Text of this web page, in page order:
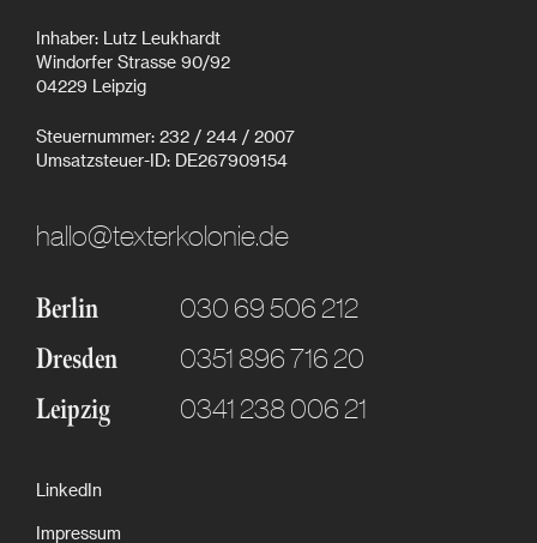
Inhaber: Lutz Leukhardt
Windorfer Strasse 90/92
04229 Leipzig
Steuernummer: 232 / 244 / 2007
Umsatzsteuer-ID: DE267909154
hallo@texterkolonie.de
Berlin 030 69 506 212
Dresden 0351 896 716 20
Leipzig 0341 238 006 21
LinkedIn
Impressum